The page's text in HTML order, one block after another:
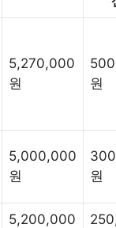
5,270,000
원
원
5,000,000
원
원
5,200,000